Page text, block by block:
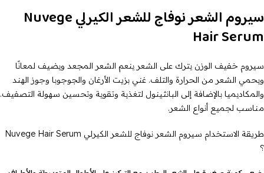
سيروم الشعر نوفاج للشعر الكيرلي Nuvege
Hair Serum
سيروم خفيف الوزن يترك على الشعر ينعم الشعر المجعد ويضيف لمعانًا
ويحمي الشعر من الحرارة والتلف. غني بزيت الأرغان والجوجوبا وجوز الهند
والمكاديميا بالإضافة إلى البانثينول لتغذية وتقوية وتحسين سهولة التصفيف.
مناسب لجميع أنواع الشعر.
طريقة الاستخدام سيروم الشعر نوفاج للشعر الكيرلي Nuvege Hair Serum
؟